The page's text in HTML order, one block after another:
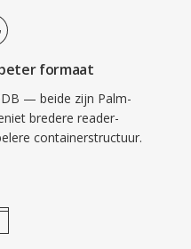
formaat
— beide zijn Palm-
bredere reader-
containerstructuur.